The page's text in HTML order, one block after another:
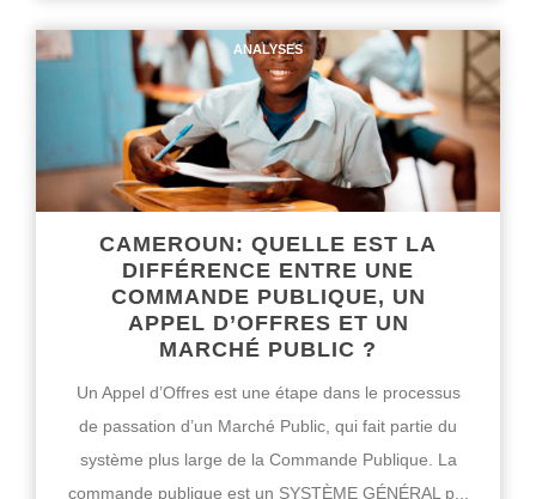
ANALYSES
CAMEROUN: QUELLE EST LA
DIFFÉRENCE ENTRE UNE
COMMANDE PUBLIQUE, UN
APPEL D’OFFRES ET UN
MARCHÉ PUBLIC ?
Un Appel d’Offres est une étape dans le processus
de passation d’un Marché Public, qui fait partie du
système plus large de la Commande Publique. La
commande publique est un SYSTÈME GÉNÉRAL p...